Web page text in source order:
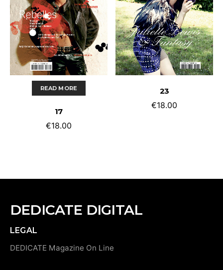
READ MORE
17
€18.00
ADD TO CART
23
€18.00
DEDICATE DIGITAL
LEGAL
DEDICATE Magazine On Line